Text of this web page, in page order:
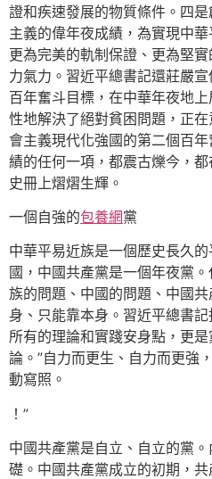
證和疾速發展的物質條件。四
主義的偉年夜成績，為實現中
更為完美的軌制保證、更為堅
力氣力。習近平總書記還莊嚴
百年奮斗目標，在中華年夜地
性地解決了絕對貧困問題，正
會主義現代化強國的第二個百
績的任何一項，都震古爍今，
史冊上熠熠生輝。
一個自強的包養網黨
中華平易近族是一個歷史長久
國，中國共產黨是一個年夜黨
族的問題、中國的問題、中國
身、只能靠本身。習近平總書
所有的理論和實踐安身點，更
論。”自力而更生、自力而更強
動寫照。
！”
中國共產黨是自立、自立的黨
礎。中國共產黨成立的初期，